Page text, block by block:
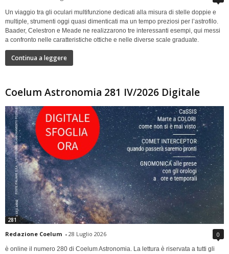
Un viaggio tra gli oculari multifunzione dedicati alla misura di stelle doppie e
multiple, strumenti oggi quasi dimenticati ma un tempo preziosi per l’astrofilo.
Baader, Celestron e Meade ne realizzarono tre interessanti esempi, qui messi
a confronto nelle caratteristiche ottiche e nelle diverse scale graduate.
Continua a leggere
Coelum Astronomia 281 IV/2026 Digitale
281
Redazione Coelum - 28 Luglio 2026 0
è online il numero 280 di Coelum Astronomia. La lettura è riservata a tutti gli